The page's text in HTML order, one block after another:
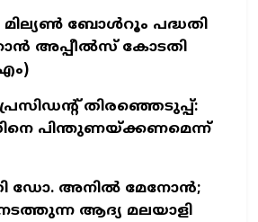
മില്യൺ ബോൾറൂം പദ്ധതി
അപ്പീൽസ് കോടതി
തിരഞ്ഞെടുപ്പ്:
പിന്തുണയ്ക്കണമെന്ന്
ഡോ. അനിൽ മേനോൻ;
ആദ്യ മലയാളി